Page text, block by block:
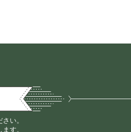
い。
す。